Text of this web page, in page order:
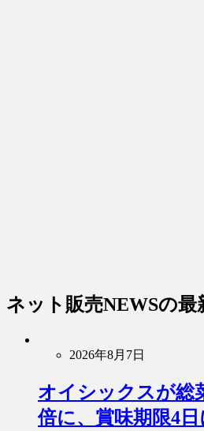
ネット販売NEWSの最
2026年8月7日
オイシックスが総
倍に、賞味期限4